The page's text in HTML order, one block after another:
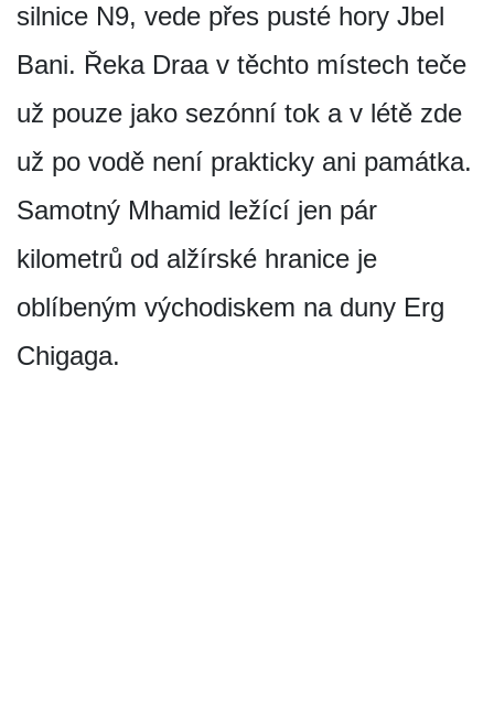
silnice N9, vede přes pusté hory Jbel
Bani. Řeka Draa v těchto místech teče
už pouze jako sezónní tok a v létě zde
už po vodě není prakticky ani památka.
Samotný Mhamid ležící jen pár
kilometrů od alžírské hranice je
oblíbeným východiskem na duny Erg
Chigaga.